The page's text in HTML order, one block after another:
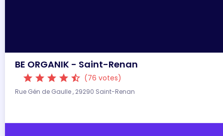
BE ORGANIK - Saint-Renan
star star star star star_half (76 votes)
Rue Gén de Gaulle , 29290 Saint-Renan